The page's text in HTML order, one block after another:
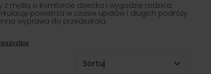
z myślą o komforcie dziecka i wygodzie rodzica.
powietrza w czasie upałów i długich podróży
wyprawa do przedszkola.
Sortuj wg